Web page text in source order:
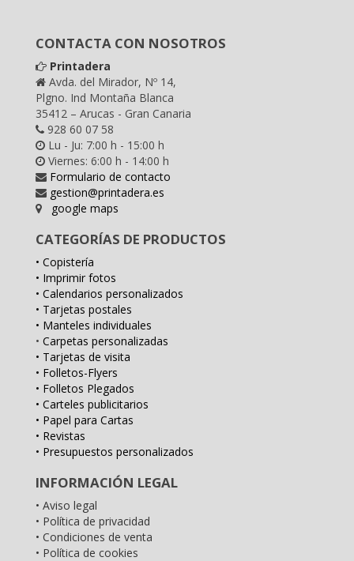
CONTACTA CON NOSOTROS
Printadera
Avda. del Mirador, Nº 14,
Plgno. Ind Montaña Blanca
35412 – Arucas - Gran Canaria
928 60 07 58
Lu - Ju: 7:00 h - 15:00 h
Viernes: 6:00 h - 14:00 h
Formulario de contacto
gestion@printadera.es
google maps
CATEGORÍAS DE PRODUCTOS
• Copistería
• Imprimir fotos
• Calendarios personalizados
• Tarjetas postales
• Manteles individuales
• Carpetas personalizadas
• Tarjetas de visita
• Folletos-Flyers
• Folletos Plegados
• Carteles publicitarios
• Papel para Cartas
• Revistas
• Presupuestos personalizados
INFORMACIÓN LEGAL
• Aviso legal
• Política de privacidad
• Condiciones de venta
• Política de cookies